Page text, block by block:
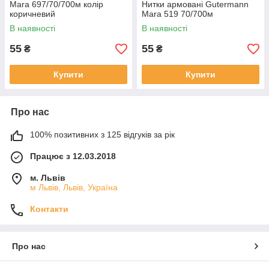
Mara 697/70/700м колір
коричневий
В наявності
55 ₴
Купити
Нитки армовані Gutermann
Mara 519 70/700м
В наявності
55 ₴
Купити
Про нас
100% позитивних з 125 відгуків за рік
Працює з 12.03.2018
м. Львів
м Львів, Львів, Україна
Контакти
Про нас